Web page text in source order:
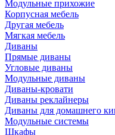
Модульные прихожие
Корпусная мебель
Другая мебель
Мягкая мебель
Диваны
Прямые диваны
Угловые диваны
Модульные диваны
Диваны-кровати
Диваны реклайнеры
Диваны для домашнего
Модульные системы
Шкафы